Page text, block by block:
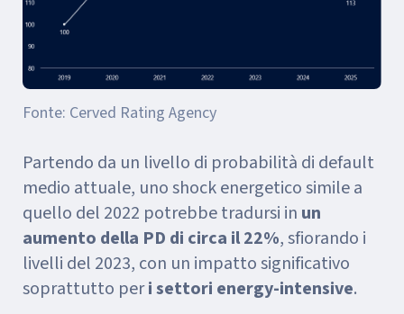
Fonte: Cerved Rating Agency
Partendo da un livello di probabilità di default
medio attuale, uno shock energetico simile a
quello del 2022 potrebbe tradursi in un
aumento della PD di circa il 22%, sfiorando i
livelli del 2023, con un impatto significativo
soprattutto peri settori energy-intensive.